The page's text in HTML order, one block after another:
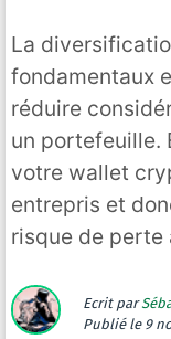
La
fondamentaux
réduire
un portefeuille.
votre wallet
entrepris et
risque de perte
Ecrit par
Publié le 9